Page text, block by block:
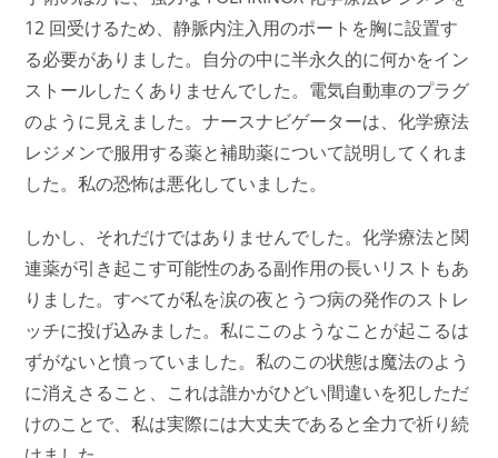
12 回受けるため、静脈内注入用のポートを胸に設置す
る必要がありました。自分の中に半永久的に何かをイン
ストールしたくありませんでした。電気自動車のプラグ
のように見えました。ナースナビゲーターは、化学療法
レジメンで服用する薬と補助薬について説明してくれま
した。私の恐怖は悪化していました。
しかし、それだけではありませんでした。化学療法と関
連薬が引き起こす可能性のある副作用の長いリストもあ
りました。すべてが私を涙の夜とうつ病の発作のストレ
ッチに投げ込みました。私にこのようなことが起こるは
ずがないと憤っていました。私のこの状態は魔法のよう
に消えさること、これは誰かがひどい間違いを犯しただ
けのことで、私は実際には大丈夫であると全力で祈り続